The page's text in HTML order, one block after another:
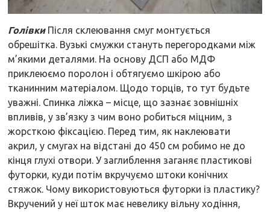
Голівки Після склеювання смуг монтується
обрешітка. Вузькі смужки стануть перегородками між
м’якими деталями. На основу ДСП або МДФ
приклеюємо поролон і обтягуємо шкірою або
тканинним матеріалом. Щодо торців, то тут будьте
уважні. Спинка ліжка – місце, що зазнає зовнішніх
впливів, у зв’язку з чим воно робиться міцним, з
жорсткою фіксацією. Перед тим, як наклеювати
акрил, у смугах на відстані до 450 см робимо не до
кінця глухі отвори. У заглиблення заганяє пластикові
футорки, куди потім вкручуємо штоки конічних
стяжок. Чому використовуються футорки із пластику?
Вкручений у неї шток має невелику вільну ходіння,